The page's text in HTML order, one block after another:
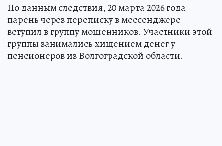
По данным следствия, 20 марта 2026 года
парень через переписку в мессенджере
вступил в группу мошенников. Участники этой
группы занимались хищением денег у
пенсионеров из Волгоградской области.